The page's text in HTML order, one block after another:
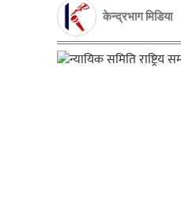
केन्द्रभाग मिडिया